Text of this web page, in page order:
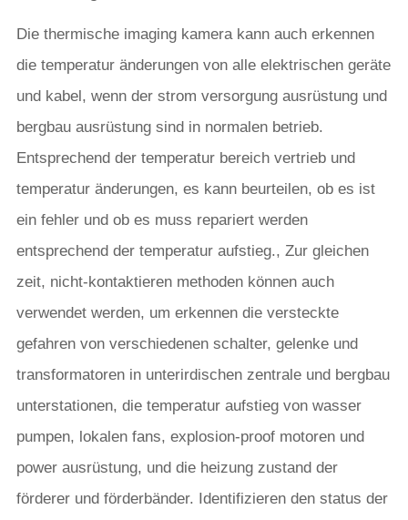
Die thermische imaging kamera kann auch erkennen
die temperatur änderungen von alle elektrischen geräte
und kabel, wenn der strom versorgung ausrüstung und
bergbau ausrüstung sind in normalen betrieb.
Entsprechend der temperatur bereich vertrieb und
temperatur änderungen, es kann beurteilen, ob es ist
ein fehler und ob es muss repariert werden
entsprechend der temperatur aufstieg., Zur gleichen
zeit, nicht-kontaktieren methoden können auch
verwendet werden, um erkennen die versteckte
gefahren von verschiedenen schalter, gelenke und
transformatoren in unterirdischen zentrale und bergbau
unterstationen, die temperatur aufstieg von wasser
pumpen, lokalen fans, explosion-proof motoren und
power ausrüstung, und die heizung zustand der
förderer und förderbänder. Identifizieren den status der